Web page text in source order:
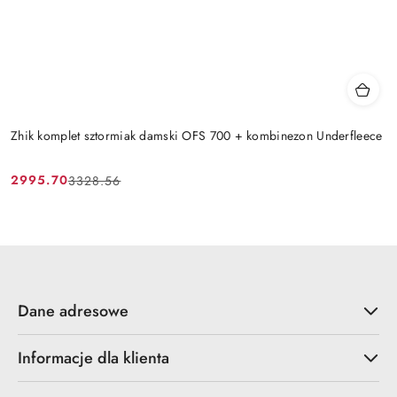
Zhik komplet sztormiak damski OFS 700 + kombinezon Underfleece
Cena
2995.70
Cena
3328.56
Dane adresowe
Informacje dla klienta